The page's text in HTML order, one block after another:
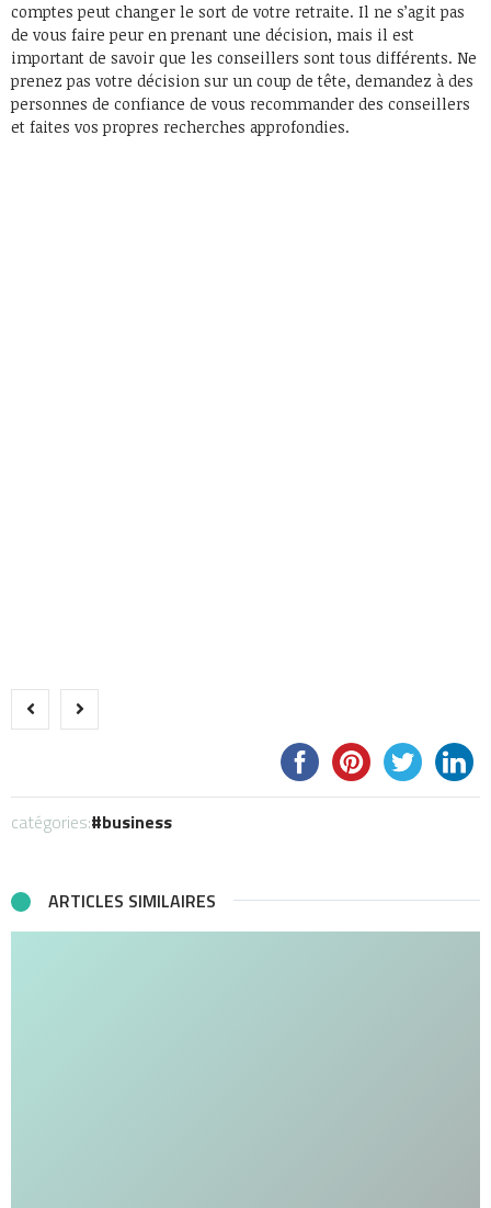
comptes peut changer le sort de votre retraite. Il ne s’agit pas
de vous faire peur en prenant une décision, mais il est
important de savoir que les conseillers sont tous différents. Ne
prenez pas votre décision sur un coup de tête, demandez à des
personnes de confiance de vous recommander des conseillers
et faites vos propres recherches approfondies.
catégories: business
ARTICLES SIMILAIRES